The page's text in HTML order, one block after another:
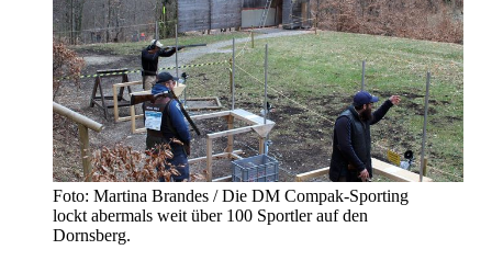
Foto: Martina Brandes / Die DM Compak-Sporting
lockt abermals weit über 100 Sportler auf den
Dornsberg.